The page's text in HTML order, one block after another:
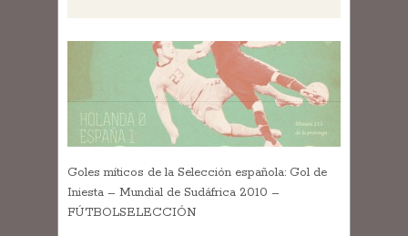
Goles míticos de la Selección española: Gol de
Iniesta – Mundial de Sudáfrica 2010 –
FÚTBOLSELECCIÓN